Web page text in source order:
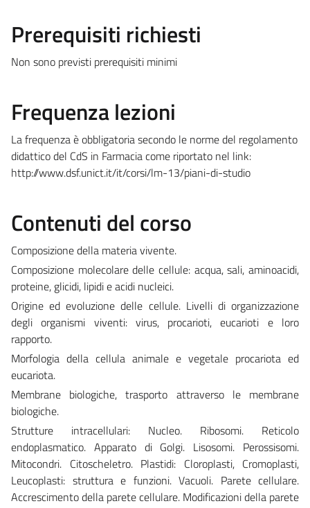
Prerequisiti richiesti
Non sono previsti prerequisiti minimi
Frequenza lezioni
La frequenza è obbligatoria secondo le norme del regolamento
didattico del CdS in Farmacia come riportato nel link:
http://www.dsf.unict.it/it/corsi/lm-13/piani-di-studio
Contenuti del corso
Composizione della materia vivente.
Composizione molecolare delle cellule: acqua, sali, aminoacidi,
proteine, glicidi, lipidi e acidi nucleici.
Origine ed evoluzione delle cellule. Livelli di organizzazione
degli organismi viventi: virus, procarioti, eucarioti e loro
rapporto.
Morfologia della cellula animale e vegetale procariota ed
eucariota.
Membrane biologiche, trasporto attraverso le membrane
biologiche.
Strutture intracellulari: Nucleo. Ribosomi. Reticolo
endoplasmatico. Apparato di Golgi. Lisosomi. Perossisomi.
Mitocondri. Citoscheletro. Plastidi: Cloroplasti, Cromoplasti,
Leucoplasti: struttura e funzioni. Vacuoli. Parete cellulare.
Accrescimento della parete cellulare. Modificazioni della parete